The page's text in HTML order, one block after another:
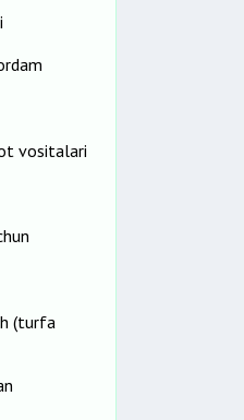
vositalari
(turfa